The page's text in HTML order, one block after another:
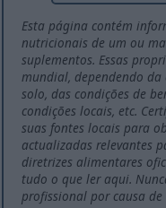
Esta página contém
nutricionais de um ou
suplementos. Essas
mundial, dependendo da
solo, das condições de
condições locais, etc.
suas fontes locais para
actualizadas relevantes
diretrizes alimentares
tudo o que ler aqui.
profissional por causa